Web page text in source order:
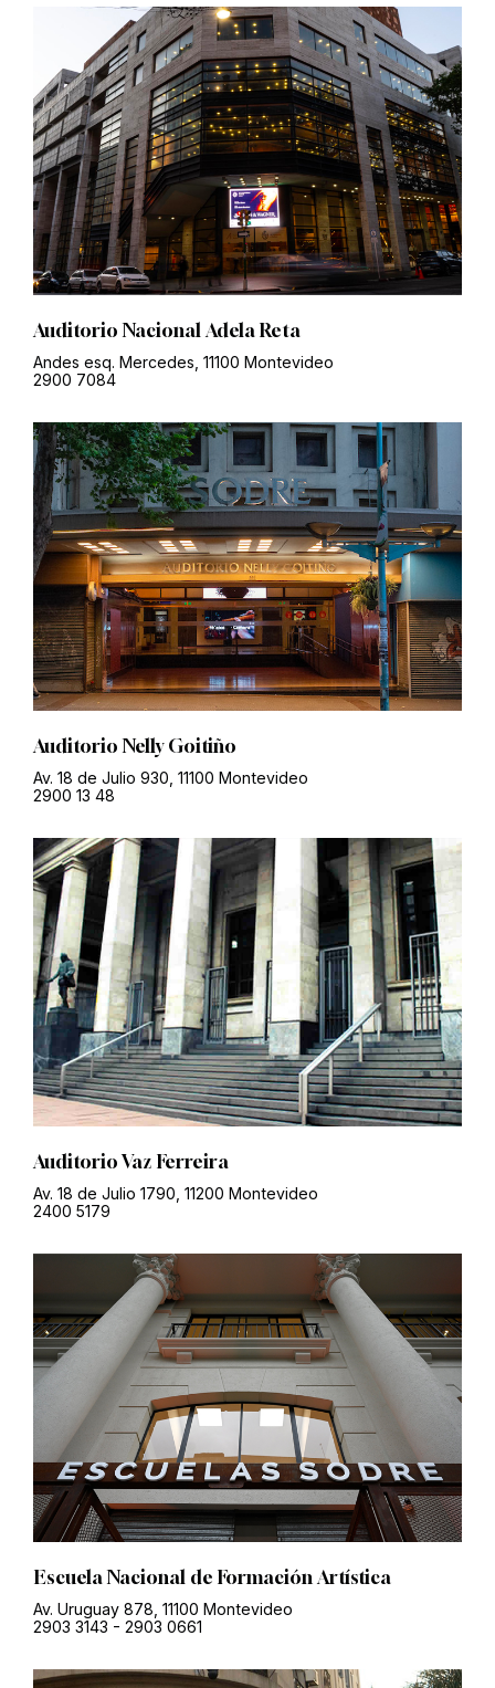
Auditorio Nacional Adela Reta
Andes esq. Mercedes, 11100 Montevideo
2900 7084
Auditorio Nelly Goitiño
Av. 18 de Julio 930, 11100 Montevideo
2900 13 48
Auditorio Vaz Ferreira
Av. 18 de Julio 1790, 11200 Montevideo
2400 5179
Escuela Nacional de Formación Artística
Av. Uruguay 878, 11100 Montevideo
2903 3143 - 2903 0661